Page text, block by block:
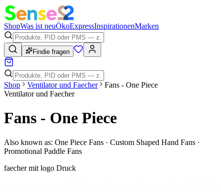
ShopWas ist neuÖkoExpressInspirationenMarken
Findie fragen
Shop Ventilator und Faecher
Fans - One Piece
Ventilator und Faecher
Fans - One Piece
Also known as: One Piece Fans · Custom Shaped Hand Fans ·
Promotional Paddle Fans
faecher mit logo Druck